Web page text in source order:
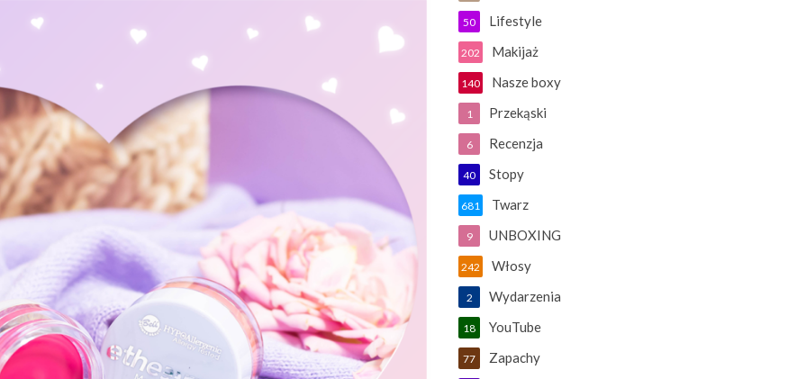
Lifestyle
50
Makijaż
202
Nasze boxy
140
Przekąski
1
Recenzja
6
Stopy
40
Twarz
681
UNBOXING
9
Włosy
242
Wydarzenia
2
YouTube
18
Zapachy
77